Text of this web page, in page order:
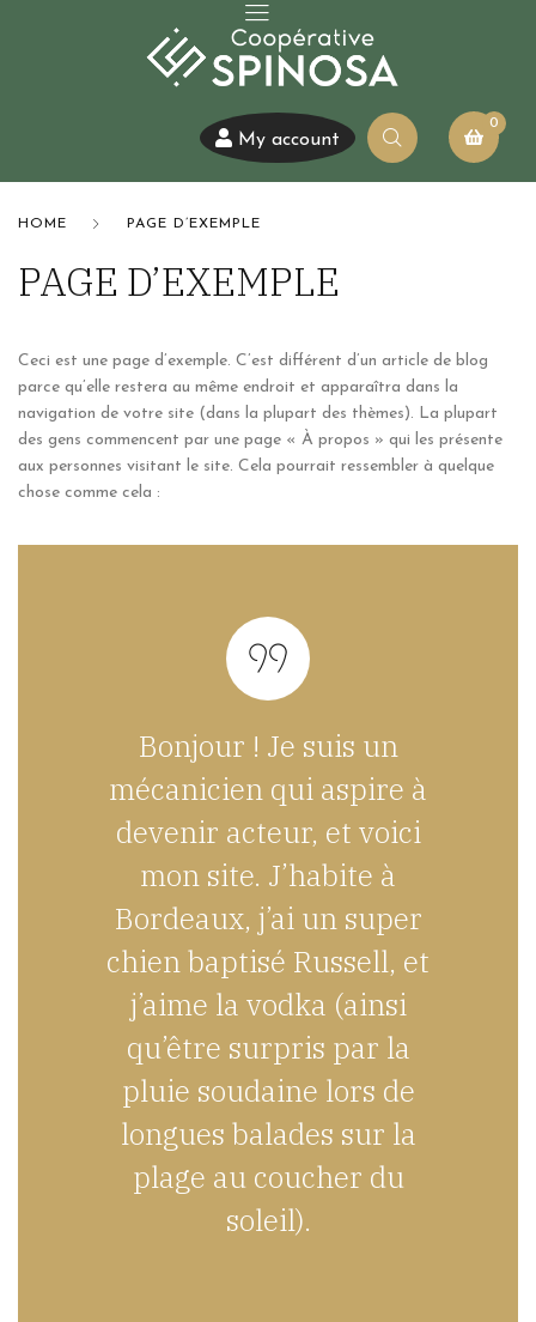
My account
0
HOME PAGE D’EXEMPLE
PAGE D’EXEMPLE
Ceci est une page d’exemple. C’est différent d’un article de blog
parce qu’elle restera au même endroit et apparaîtra dans la
navigation de votre site (dans la plupart des thèmes). La plupart
des gens commencent par une page « À propos » qui les présente
aux personnes visitant le site. Cela pourrait ressembler à quelque
chose comme cela :
Bonjour ! Je suis un
mécanicien qui aspire à
devenir acteur, et voici
mon site. J’habite à
Bordeaux, j’ai un super
chien baptisé Russell, et
j’aime la vodka (ainsi
qu’être surpris par la
pluie soudaine lors de
longues balades sur la
plage au coucher du
soleil).